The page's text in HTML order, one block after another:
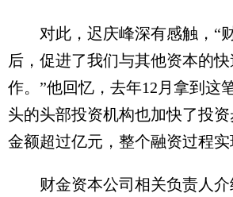
对此，迟庆峰深有感触，“
后，促进了我们与其他资本的
作。”他回忆，去年12月拿到这
头的头部投资机构也加快了投
金额超过亿元，整个融资过程实
财金资本公司相关负责人介